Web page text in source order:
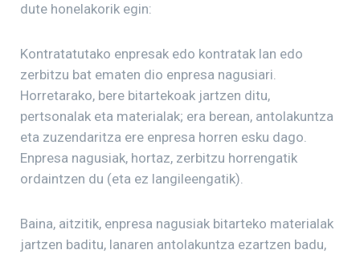
dute honelakorik egin:
Kontratatutako enpresak edo kontratak lan edo
zerbitzu bat ematen dio enpresa nagusiari.
Horretarako, bere bitartekoak jartzen ditu,
pertsonalak eta materialak; era berean, antolakuntza
eta zuzendaritza ere enpresa horren esku dago.
Enpresa nagusiak, hortaz, zerbitzu horrengatik
ordaintzen du (eta ez langileengatik).
Baina, aitzitik, enpresa nagusiak bitarteko materialak
jartzen baditu, lanaren antolakuntza ezartzen badu,